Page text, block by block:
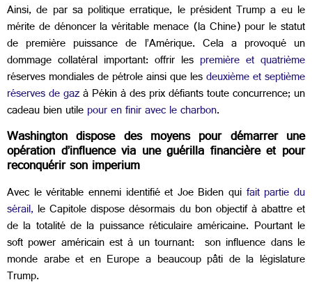
Ainsi, de par sa politique erratique, le président Trump a eu le
mérite de dénoncer la véritable menace (la Chine) pour le statut
de première puissance de l’Amérique. Cela a provoqué un
dommage collatéral important: offrir les première et quatrième
réserves mondiales de pétrole ainsi que lesdeuxième et septième
réserves de gazà Pékin à des prix défiants toute concurrence; un
cadeau bien utilepour en finir avec le charbon.
Washington dispose des moyens pour démarrer une
opération d’influence via une guérilla financière et pour
reconquérir son imperium
Avec le véritable ennemi identifié et Joe Biden qui fait partie du
sérail, le Capitole dispose désormais du bon objectif à abattre et
de la totalité de la puissance réticulaire américaine. Pourtant le
soft power américain est à un tournant: son influence dans le
monde arabe et en Europe a beaucoup pâti de la législature
Trump.